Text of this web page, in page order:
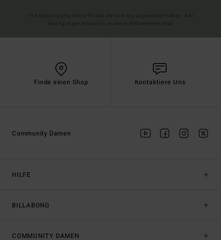
Finde einen Shop Kontaktiere Uns
HILFE
BILLABONG
Community Damen
COMMUNITY DAMEN